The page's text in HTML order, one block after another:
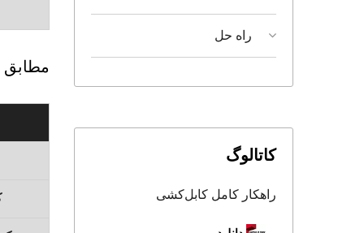
مطابق
راه حل
کاتالوگ
راهکار کامل کابل‌کشی